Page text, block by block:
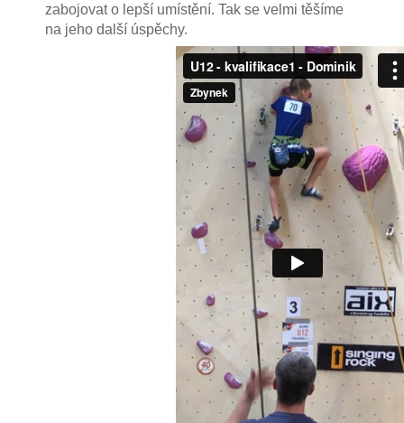
zabojovat o lepší umístění. Tak se velmi těšíme
na jeho další úspěchy.